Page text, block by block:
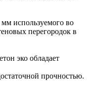
используемого во
перегородок в
эко обладает
прочностью.